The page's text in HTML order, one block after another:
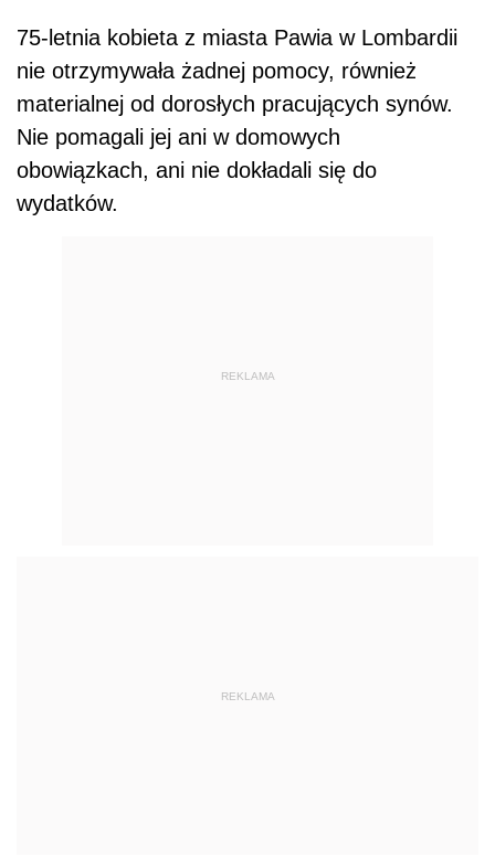
75-letnia kobieta z miasta Pawia w Lombardii
nie otrzymywała żadnej pomocy, również
materialnej od dorosłych pracujących synów.
Nie pomagali jej ani w domowych
obowiązkach, ani nie dokładali się do
wydatków.
REKLAMA
REKLAMA